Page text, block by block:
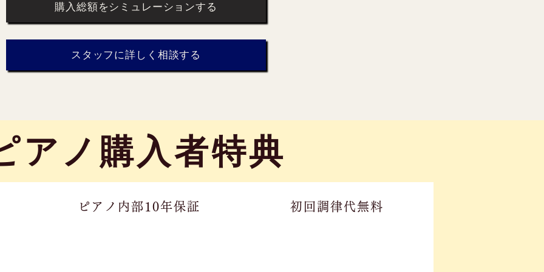
購入総額をシミュレーションする
スタッフに詳しく相談する
アノ購入者特典
ピアノ内部10年保証 初回調律代無料